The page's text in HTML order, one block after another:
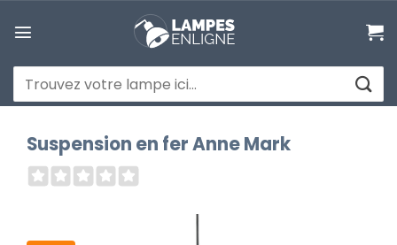
au
Recherche
pour :
Suspension en fer Anne Mark